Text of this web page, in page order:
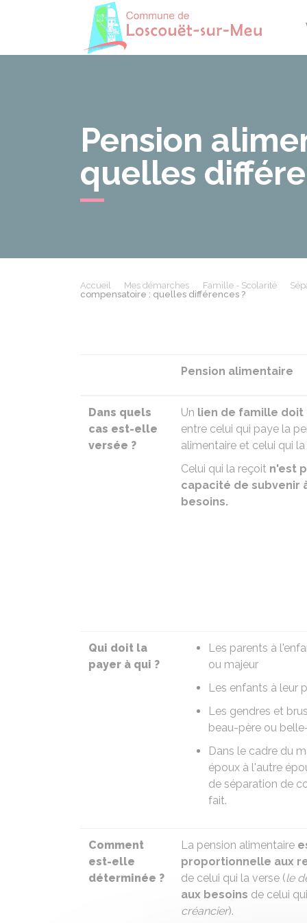
Pension
quelles
Accueil Mes démarches Famille - Scolarité
compensatoire : quelles différences ?
Pension alimentaire
Dans quels
cas est-elle
versée ?
Un lien de famille doit
entre celui qui paye la
alimentaire et celui qui
Celui qui la reçoit n'est
capacité de subvenir
besoins.
Qui doit la
payer à qui ?
Les parents à
ou majeur
Les enfants à leur
Les gendres et
beau-père ou
Dans le cadre du
époux à l'autre
de séparation de
fait.
Comment
est-elle
déterminée ?
La pension alimentaire
proportionnelle aux
de celui qui la verse (le
aux besoins de celui
créancier).